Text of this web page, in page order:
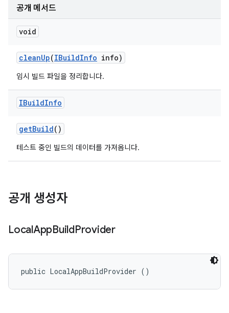
공개 메서드
void
cleanUp(IBuildInfo info)
임시 빌드 파일을 정리합니다.
IBuildInfo
getBuild()
테스트 중인 빌드의 데이터를 가져옵니다.
공개 생성자
LocalAppBuildProvider
public LocalAppBuildProvider ()